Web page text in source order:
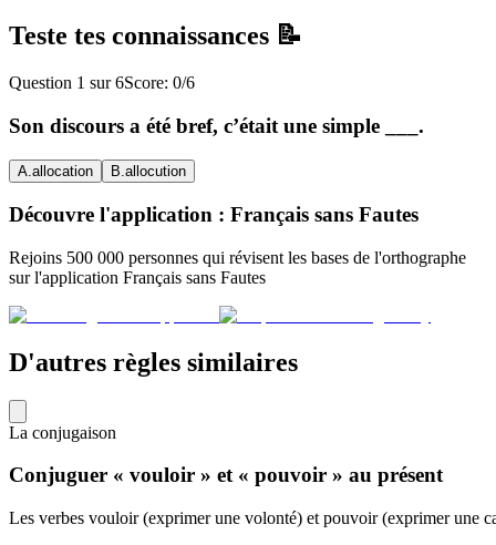
Teste tes connaissances 📝
Question 1 sur6Score: 0/6
Son discours a été bref, c’était une simple ___.
A allocation B allocution
Découvre l'application : Français sans Fautes
Rejoins 500 000 personnes qui révisent les bases de l'orthographe
sur l'application Français sans Fautes
D'autres règles similaires
La conjugaison
Conjuguer « vouloir » et « pouvoir » au présent
Les verbes vouloir (exprimer une volonté) et pouvoir (exprimer une